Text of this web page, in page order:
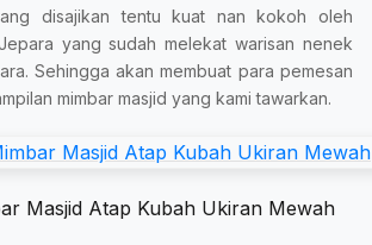
disajikan tentu kuat nan kokoh oleh
yang sudah melekat warisan nenek
Sehingga akan membuat para pemesan
mimbar masjid yang kami tawarkan.
Masjid Atap Kubah Ukiran Mewah